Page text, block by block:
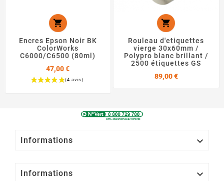

Encres Epson Noir BK
ColorWorks
C6000/C6500 (80ml)
47,00 €
Prix

Rouleau d'etiquettes
vierge 30x60mm /
Polypro blanc brillant /
2500 étiquettes GS
89,00 €Prix
Informations 
Informations 